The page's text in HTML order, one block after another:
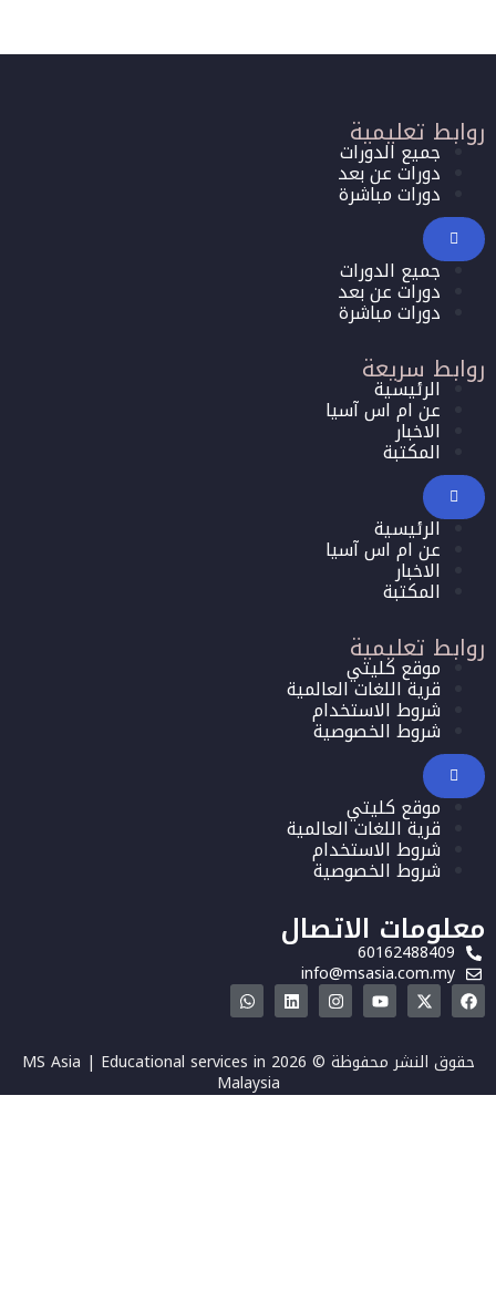
روابط تعليمية
جميع الدورات
دورات عن بعد
دورات مباشرة
جميع الدورات
دورات عن بعد
دورات مباشرة
روابط سريعة
الرئيسية
عن ام اس آسيا
الاخبار
المكتبة
الرئيسية
عن ام اس آسيا
الاخبار
المكتبة
روابط تعليمية
موقع كليتي
قرية اللغات العالمية
شروط الاستخدام
شروط الخصوصية
موقع كليتي
قرية اللغات العالمية
شروط الاستخدام
شروط الخصوصية
معلومات الاتصال
60162488409
info@msasia.com.my
حقوق النشر محفوظة © 2026 MS Asia | Educational services in
Malaysia